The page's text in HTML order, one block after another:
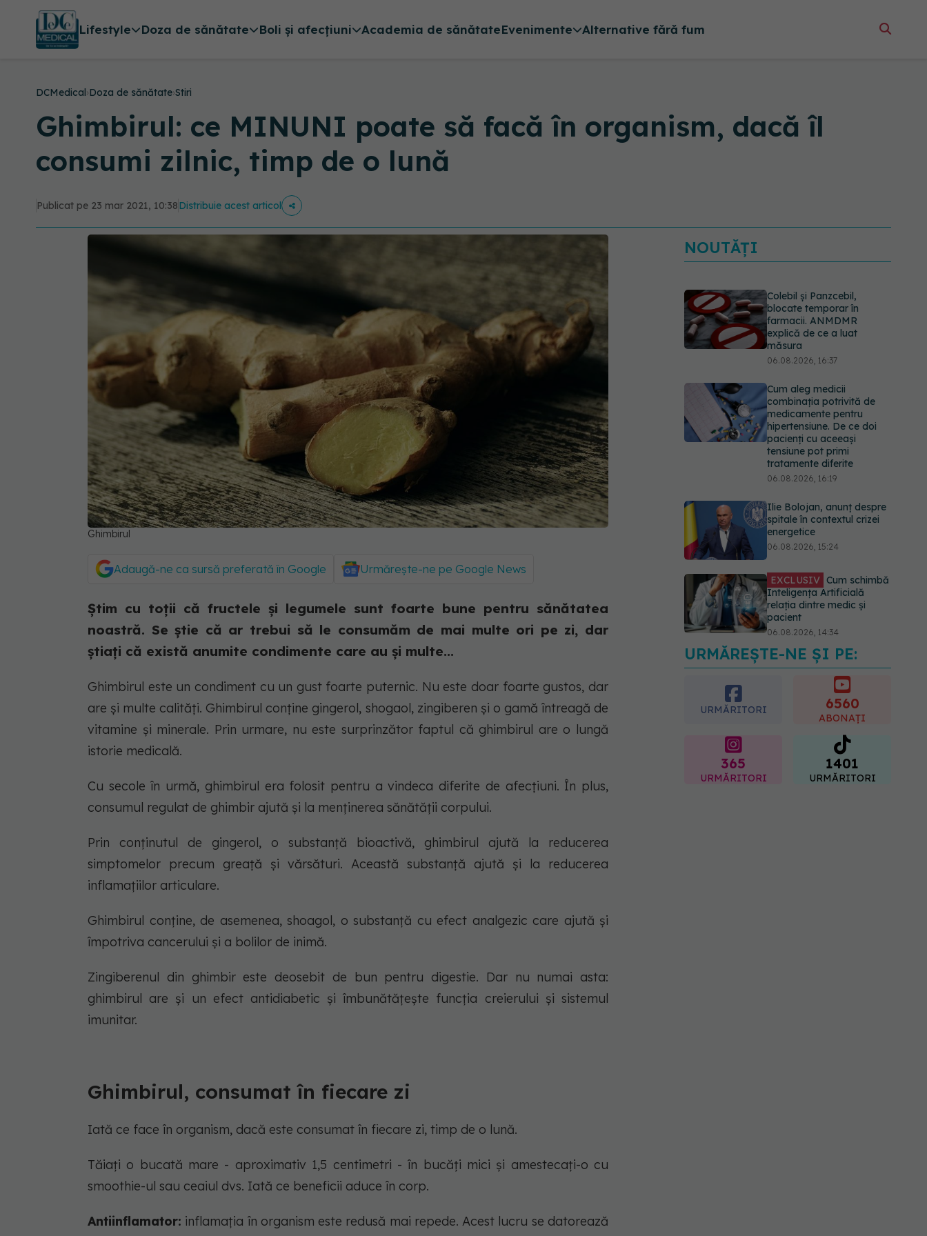
Lifestyle Doza de sănătate Boli și afecțiuni Academia de sănătateEvenimente Alternative fără fum
DCMedical›Doza de sănătate›Stiri
Ghimbirul: ce MINUNI poate să facă în organism, dacă îl
consumi zilnic, timp de o lună
Publicat pe 23 mar 2021, 10:38Distribuie acest articol
Ghimbirul
Adaugă-ne ca sursă preferată în Google Urmărește-ne pe Google News
Știm cu toții că fructele și legumele sunt foarte bune pentru sănătatea
noastră. Se știe că ar trebui să le consumăm de mai multe ori pe zi, dar
știați că există anumite condimente care au și multe...
Ghimbirul este un condiment cu un gust foarte puternic. Nu este doar foarte gustos, dar
are și multe calități. Ghimbirul conține gingerol, shogaol, zingiberen și o gamă întreagă de
vitamine și minerale. Prin urmare, nu este surprinzător faptul că ghimbirul are o lungă
istorie medicală.
Cu secole în urmă, ghimbirul era folosit pentru a vindeca diferite de afecțiuni. În plus,
consumul regulat de ghimbir ajută și la menținerea sănătății corpului.
Prin conținutul de gingerol, o substanță bioactivă, ghimbirul ajută la reducerea
simptomelor precum greață și vărsături. Această substanță ajută și la reducerea
inflamațiilor articulare.
Ghimbirul conține, de asemenea, shoagol, o substanță cu efect analgezic care ajută și
împotriva cancerului și a bolilor de inimă.
Zingiberenul din ghimbir este deosebit de bun pentru digestie. Dar nu numai asta:
ghimbirul are și un efect antidiabetic și îmbunătățește funcția creierului și sistemul
imunitar.
Ghimbirul, consumat în fiecare zi
Iată ce face în organism, dacă este consumat în fiecare zi, timp de o lună.
Tăiați o bucată mare - aproximativ 1,5 centimetri - în bucăți mici și amestecați-o cu
smoothie-ul sau ceaiul dvs. Iată ce beneficii aduce în corp.
Antiinflamator: inflamația în organism este redusă mai repede. Acest lucru se datorează
NOUTĂȚI
Colebil și Panzcebil,
blocate temporar în
farmacii. ANMDMR
explică de ce a luat
măsura
06.08.2026, 16:37
Cum aleg medicii
combinația potrivită de
medicamente pentru
hipertensiune. De ce doi
pacienți cu aceeași
tensiune pot primi
tratamente diferite
06.08.2026, 16:19
Ilie Bolojan, anunț despre
spitale în contextul crizei
energetice
06.08.2026, 15:24
EXCLUSIV Cum schimbă
Inteligența Artificială
relația dintre medic și
pacient
06.08.2026, 14:34
Greșeala pe care milioane
de femei o fac când își
cumpără sutien. Un medic
explică metoda corectă
06.08.2026, 18:08
URMĂREȘTE-NE ȘI PE:
URMĂRITORI 6560
ABONAȚI
365
URMĂRITORI
1401
URMĂRITORI